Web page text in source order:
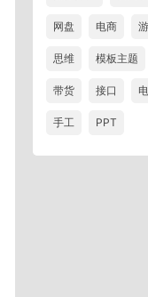
网盘 电商
思维 模板主题
带货 接口
手工 PPT